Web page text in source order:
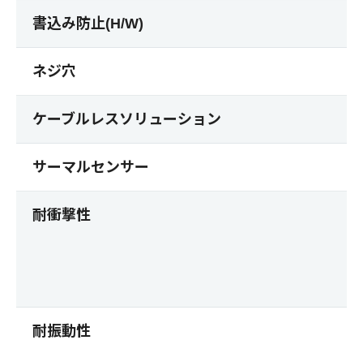
書込み防止(H/W)
ネジ穴
ケーブルレスソリューション
サーマルセンサー
耐衝撃性
耐振動性